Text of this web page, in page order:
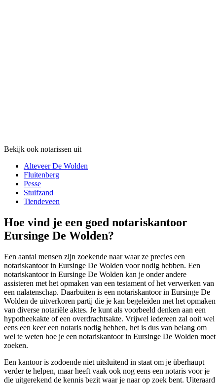
Bekijk ook notarissen uit
Alteveer De Wolden
Fluitenberg
Pesse
Stuifzand
Tiendeveen
Hoe vind je een goed notariskantoor
Eursinge De Wolden?
Een aantal mensen zijn zoekende naar waar ze precies een
notariskantoor in Eursinge De Wolden voor nodig hebben. Een
notariskantoor in Eursinge De Wolden kan je onder andere
assisteren met het opmaken van een testament of het verwerken van
een nalatenschap. Daarbuiten is een notariskantoor in Eursinge De
Wolden de uitverkoren partij die je kan begeleiden met het opmaken
van diverse notariële aktes. Je kunt als voorbeeld denken aan een
hypotheekakte of een overdrachtsakte. Vrijwel iedereen zal ooit wel
eens een keer een notaris nodig hebben, het is dus van belang om
wel te weten hoe je een notariskantoor in Eursinge De Wolden moet
zoeken.
Een kantoor is zodoende niet uitsluitend in staat om je überhaupt
verder te helpen, maar heeft vaak ook nog eens een notaris voor je
die uitgerekend de kennis bezit waar je naar op zoek bent. Uiteraard